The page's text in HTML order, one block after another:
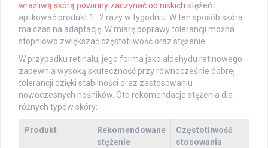
wrażliwą skórą powinny zaczynać od niskich stężeń i
aplikować produkt 1–2 razy w tygodniu. W ten sposób skóra
ma czas na adaptację. W miarę poprawy tolerancji można
stopniowo zwiększać częstotliwość oraz stężenie.
W przypadku retinalu, jego forma jako aldehydu retinowego
zapewnia wysoką skuteczność przy równocześnie dobrej
tolerancji dzięki stabilności oraz zastosowaniu
nowoczesnych nośników. Oto rekomendacje stężenia dla
różnych typów skóry:
Produkt
Rekomendowane
stężenie
Częstotliwość
stosowania